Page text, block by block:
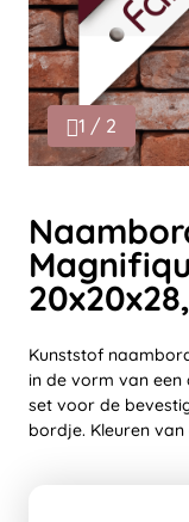
1 / 2
Kunststof
in de vorm van
set voor de
bordje. Kleuren